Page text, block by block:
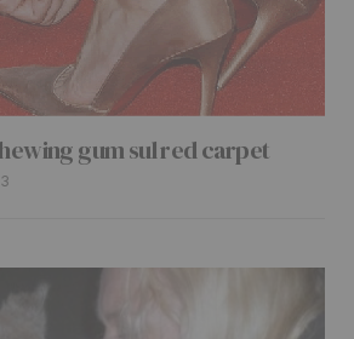
gum sul red carpet